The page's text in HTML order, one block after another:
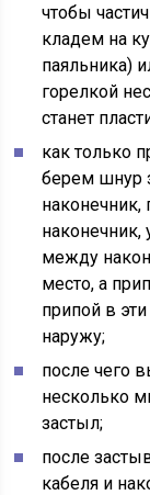
чтобы
кладем на
паяльника)
горелкой
станет
как только
берем шнур
наконечник,
наконечник,
между
место, а
припой в
наружу;
после чего
несколько
застыл;
после
кабеля и